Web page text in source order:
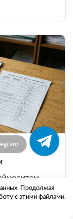
Продолжая
с этими файлами.